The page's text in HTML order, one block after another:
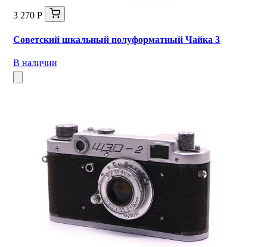
3 270 Р
Советский шкальный полуформатный Чайка 3
В наличии